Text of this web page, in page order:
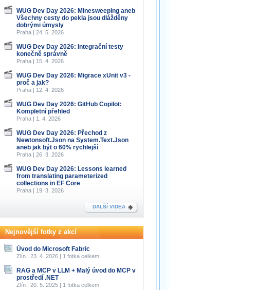
WUG Dev Day 2026: Minesweeping aneb
Všechny cesty do pekla jsou dlážděny
dobrými úmysly
Praha | 24. 5. 2026
WUG Dev Day 2026: Integrační testy
konečně správně
Praha | 15. 4. 2026
WUG Dev Day 2026: Migrace xUnit v3 -
proč a jak?
Praha | 12. 4. 2026
WUG Dev Day 2026: GitHub Copilot:
Kompletní přehled
Praha | 1. 4. 2026
WUG Dev Day 2026: Přechod z
Newtonsoft.Json na System.Text.Json
aneb jak být o 60% rychlejší
Praha | 26. 3. 2026
WUG Dev Day 2026: Lessons learned
from translating parameterized
collections in EF Core
Praha | 19. 3. 2026
DALŠÍ VIDEA
Nejnovější fotky z akcí
Úvod do Microsoft Fabric
Zlín | 23. 4. 2026 | 1 fotka celkem
RAG a MCP v LLM + Malý úvod do MCP v
prostředí .NET
Zlín | 20. 5. 2025 | 1 fotka celkem